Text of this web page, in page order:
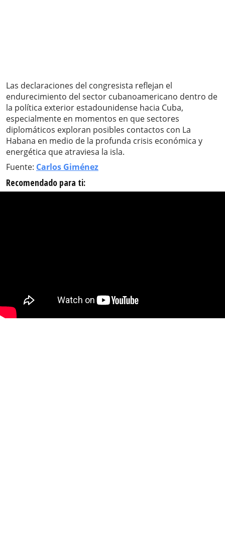
Las declaraciones del congresista reflejan el
endurecimiento del sector cubanoamericano dentro de
la política exterior estadounidense hacia Cuba,
especialmente en momentos en que sectores
diplomáticos exploran posibles contactos con La
Habana en medio de la profunda crisis económica y
energética que atraviesa la isla.
Fuente: Carlos Giménez
Recomendado para ti: